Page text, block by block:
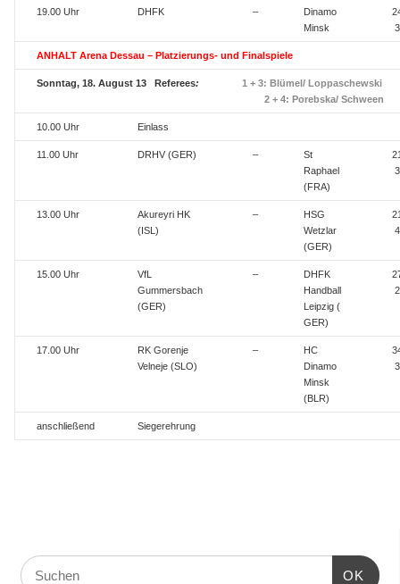
19.00 Uhr DHFK –
Dinamo
Minsk
ANHALT Arena Dessau – Platzierungs- und Finalspiele
Sonntag, 18. August 13 Referees:
1 + 3: Blümel/ Loppaschewski
2 + 4: Porebska/ Schween
10.00 Uhr Einlass
11.00 Uhr DRHV (GER) –
St
Raphael
(FRA)
13.00 Uhr
Akureyri HK
(ISL)
–
HSG
Wetzlar
(GER)
15.00 Uhr
VfL
Gummersbach
(GER)
–
DHFK
Handball
Leipzig (
GER)
17.00 Uhr
RK Gorenje
Velneje (SLO)
–
HC
Dinamo
Minsk
(BLR)
anschließend Siegerehrung
OK